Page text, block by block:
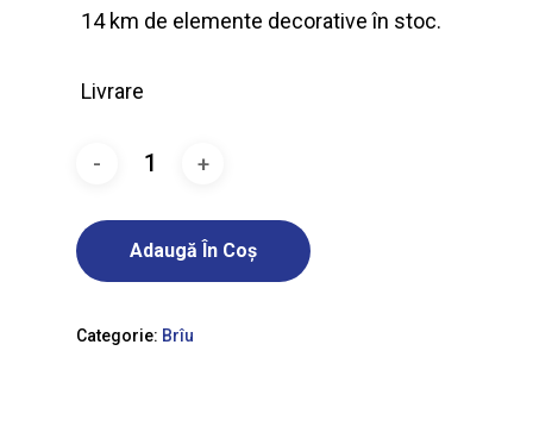
14 km de elemente decorative în stoc.
Livrare
Adaugă În Coș
Categorie: Brîu